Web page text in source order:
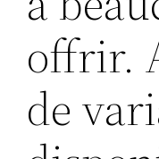
offrir.
de